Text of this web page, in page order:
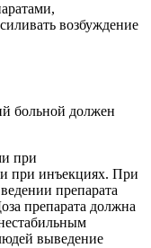
возбуждение
больной должен
при
при инъекциях. При
препарата
препарата должна
выведение